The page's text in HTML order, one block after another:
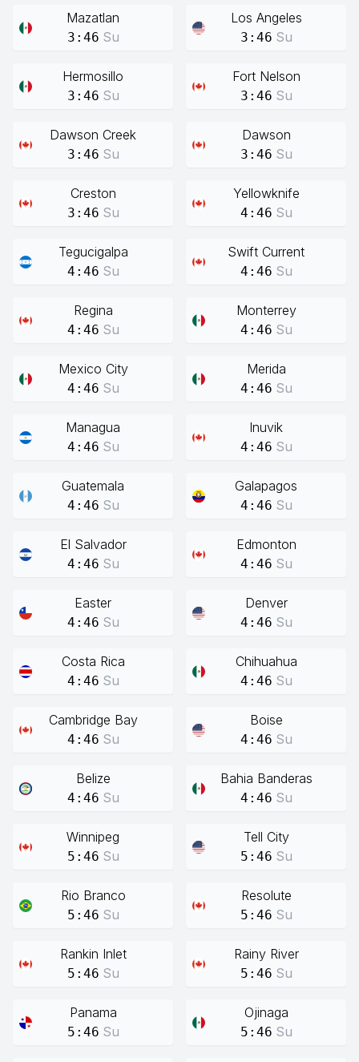
Mazatlan
3:46 Su
Los Angeles
3:46 Su
Hermosillo
3:46 Su
Fort Nelson
3:46 Su
Dawson Creek
3:46 Su
Dawson
3:46 Su
Creston
3:46 Su
Yellowknife
4:46 Su
Tegucigalpa
4:46 Su
Swift Current
4:46 Su
Regina
4:46 Su
Monterrey
4:46 Su
Mexico City
4:46 Su
Merida
4:46 Su
Managua
4:46 Su
Inuvik
4:46 Su
Guatemala
4:46 Su
Galapagos
4:46 Su
El Salvador
4:46 Su
Edmonton
4:46 Su
Easter
4:46 Su
Denver
4:46 Su
Costa Rica
4:46 Su
Chihuahua
4:46 Su
Cambridge Bay
4:46 Su
Boise
4:46 Su
Belize
4:46 Su
Bahia Banderas
4:46 Su
Winnipeg
5:46 Su
Tell City
5:46 Su
Rio Branco
5:46 Su
Resolute
5:46 Su
Rankin Inlet
5:46 Su
Rainy River
5:46 Su
Panama
5:46 Su
Ojinaga
5:46 Su